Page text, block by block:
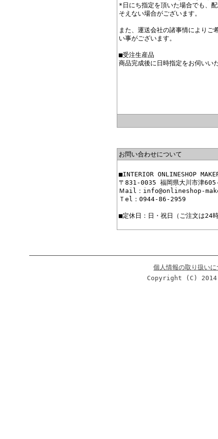
*日にち指定を頂いた場合でも、
そえない場合がございます。
また、運送会社の諸事情によりご
い事がございます。
■受注生産品
商品完成後に日時指定をお伺いい
お問い合わせについて
■INTERIOR ONLINESHOP
〒831-0035 福岡県大川市津
Ｍail：info@onlineshop-
Ｔel：0944-86-2959
■定休日：日・祝日（ご注文は24
個人情報の取り扱い
Copyright (C)